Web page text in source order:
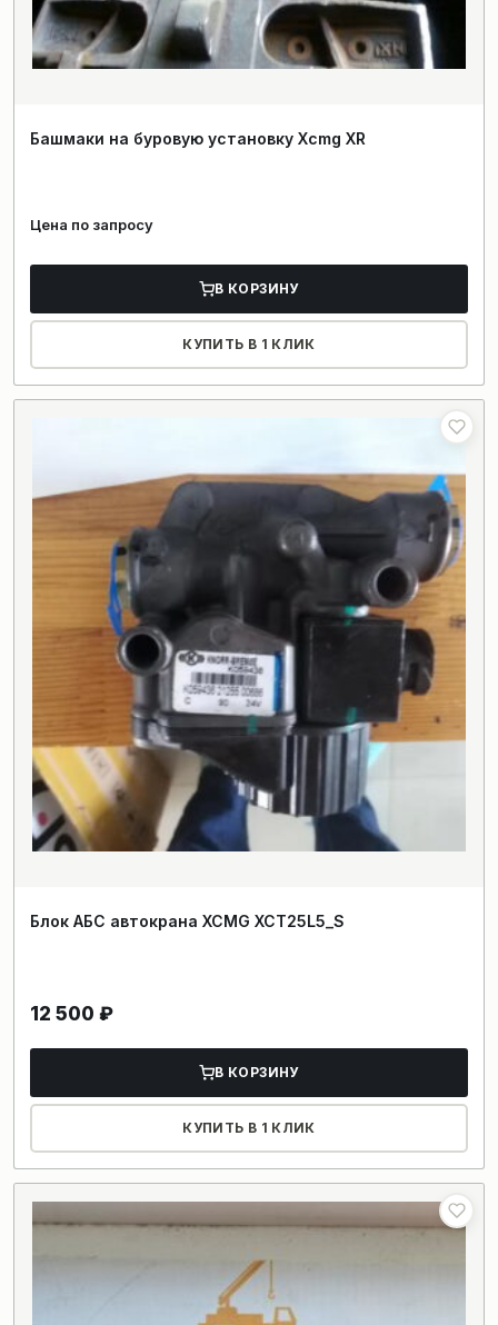
Башмаки на буровую установку Xcmg XR
Цена по запросу
В КОРЗИНУ
КУПИТЬ В 1 КЛИК
Блок АБС автокрана XCMG XCT25L5_S
12 500 ₽
В КОРЗИНУ
КУПИТЬ В 1 КЛИК